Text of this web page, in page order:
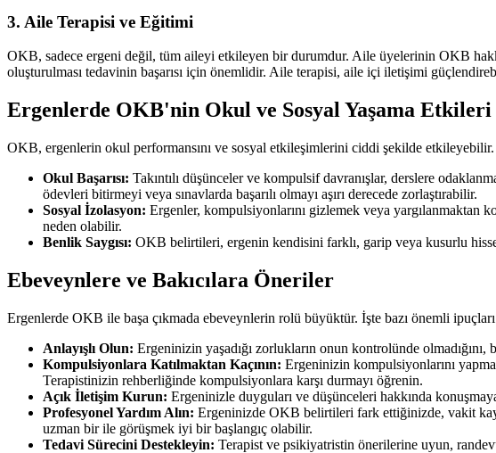
3. Aile Terapisi ve Eğitimi
OKB, sadece ergeni değil, tüm aileyi etkileyen bir durumdur. Aile üyelerinin OKB
oluşturulması tedavinin başarısı için önemlidir. Aile terapisi, aile içi iletişimi
Ergenlerde OKB'nin Okul ve Sosyal Yaşama Etkileri
OKB, ergenlerin okul performansını ve sosyal etkileşimlerini ciddi şekilde etkileyebilir.
Okul Başarısı: Takıntılı düşünceler ve kompulsif davranışlar, derslere
ödevleri bitirmeyi veya sınavlarda başarılı olmayı aşırı derecede zorlaştırabilir.
Sosyal İzolasyon: Ergenler, kompulsiyonlarını gizlemek veya yargılanmaktan
neden olabilir.
Benlik Saygısı: OKB belirtileri, ergenin kendisini farklı, garip veya kusurlu
Ebeveynlere ve Bakıcılara Öneriler
Ergenlerde OKB ile başa çıkmada ebeveynlerin rolü büyüktür. İşte bazı önemli
Anlayışlı Olun: Ergeninizin yaşadığı zorlukların onun kontrolünde
Kompulsiyonlara Katılmaktan Kaçının: Ergeninizin kompulsiyonlarını
Terapistinizin rehberliğinde kompulsiyonlara karşı durmayı öğrenin.
Açık İletişim Kurun: Ergeninizle duyguları ve düşünceleri hakkında
Profesyonel Yardım Alın: Ergeninizde OKB belirtileri fark ettiğinizde, vakit
uzman bir ile görüşmek iyi bir başlangıç olabilir.
Tedavi Sürecini Destekleyin: Terapist ve psikiyatristin önerilerine uyun,